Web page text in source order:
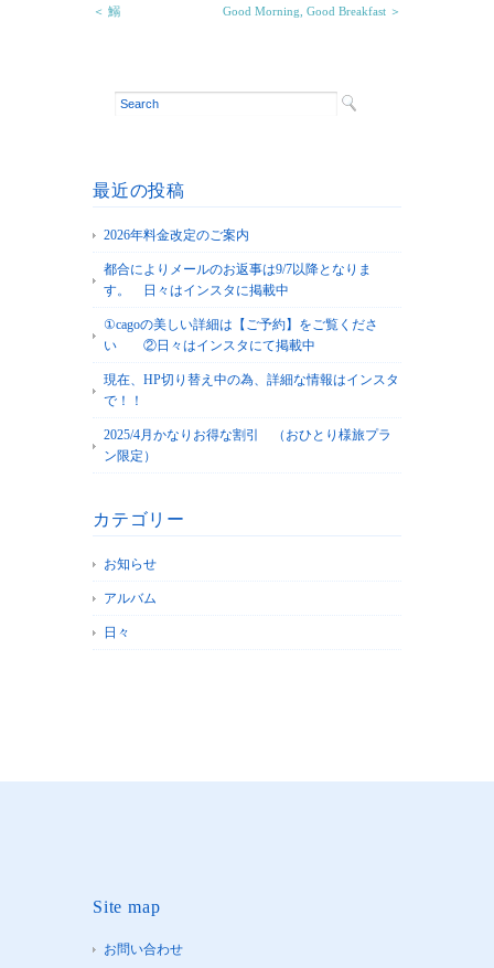
＜ 鰯 Good Morning, Good Breakfast ＞
最近の投稿
2026年料金改定のご案内
都合によりメールのお返事は9/7以降となりま
す。 日々はインスタに掲載中
①cagoの美しい詳細は【ご予約】をご覧くださ
い ②日々はインスタにて掲載中
現在、HP切り替え中の為、詳細な情報はインスタ
で！！
2025/4月かなりお得な割引 （おひとり様旅プラ
ン限定）
カテゴリー
お知らせ
アルバム
日々
Site map
お問い合わせ